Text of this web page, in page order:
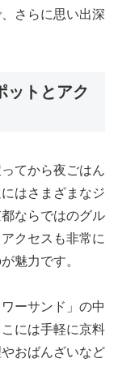
さらに思い出深
ットとアク
てから夜ごはん
はさまざまなジ
ならではのグル
クセスも非常に
魅力です。
ーサンド」の中
には手軽に京料
おばんざいなど